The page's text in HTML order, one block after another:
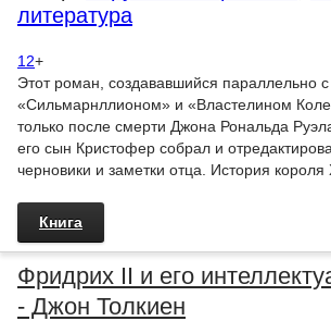
литература
12+
Этот роман, создававшийся параллельно с
«Сильмарнллионом» и «Властелином
только после смерти Джона Рональда
его сын Кристофер собрал и
черновики и заметки отца. История короля
Книга
Фридрих II и его
- Джон Толкиен